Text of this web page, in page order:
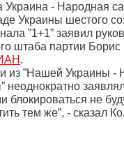
Украина - Народная
Украины шестого
”1+1” заявил
штаба партии Борис
.
из ”Нашей Украины -
неоднократно
блокироваться не
тем же”, - сказал